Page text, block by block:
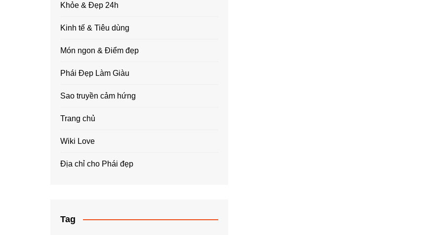
Khỏe & Đẹp 24h
Kinh tế & Tiêu dùng
Món ngon & Điểm đẹp
Phái Đẹp Làm Giàu
Sao truyền cảm hứng
Trang chủ
Wiki Love
Địa chỉ cho Phái đẹp
Tag